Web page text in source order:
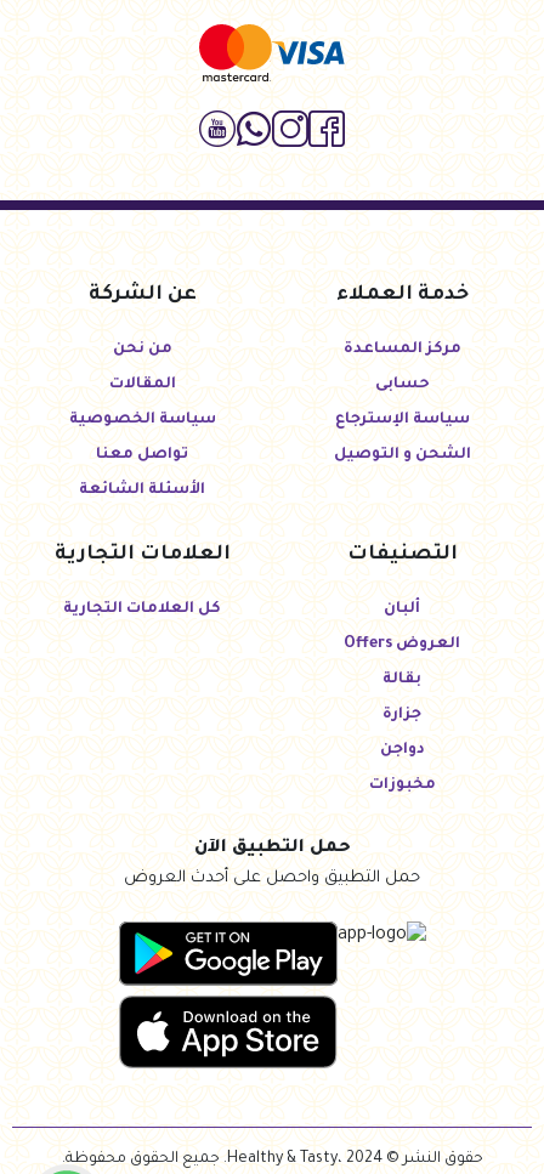
خدمة العملاء
مركز المساعدة
حسابى
سياسة الإسترجاع
الشحن و التوصيل
عن الشركة
من نحن
المقالات
سياسة الخصوصية
تواصل معنا
الأسئلة الشائعة
التصنيفات
ألبان
العروض Offers
بقالة
جزارة
دواجن
مخبوزات
العلامات التجارية
كل العلامات التجارية
حمل التطبيق الآن
حمل التطبيق واحصل على أحدث العروض
حقوق النشر © Healthy & Tasty، 2024. جميع الحقوق محفوظة.